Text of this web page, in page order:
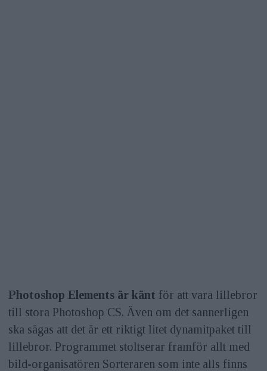
Photoshop Elements är känt för att vara lillebror
till stora Photoshop CS. Även om det sannerligen
ska sägas att det är ett riktigt litet dynamitpaket till
lillebror. Programmet stoltserar framför allt med
bild-organisatören Sorteraren som inte alls finns